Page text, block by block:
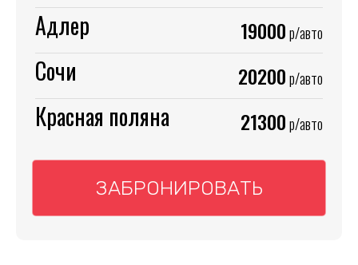
Адлер 19000р/авто
Сочи 20200р/авто
Красная поляна 21300р/авто
ЗАБРОНИРОВАТЬ